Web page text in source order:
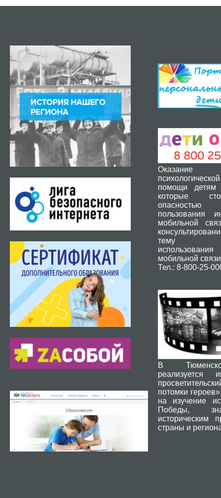
Оказание
помощи детям
которые
пользования
мобильной
тему
мобильной
Тел.: 8-800-25-
В
реализуется
потомки
на изучение
Победы,
историческим
страны и